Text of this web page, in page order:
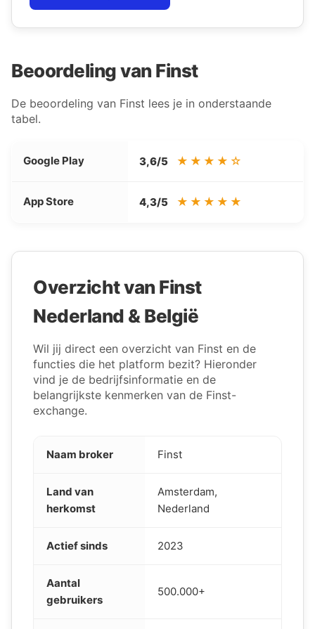
Beoordeling van Finst
De beoordeling van Finst lees je in onderstaande
tabel.
Google Play 3,6/5 ★★★★☆
App Store 4,3/5 ★★★★★
Overzicht van Finst
Nederland & België
Wil jij direct een overzicht van Finst en de
functies die het platform bezit? Hieronder
vind je de bedrijfsinformatie en de
belangrijkste kenmerken van de Finst-
exchange.
Naam broker Finst
Land van
herkomst
Amsterdam,
Nederland
Actief sinds 2023
Aantal
gebruikers
500.000+